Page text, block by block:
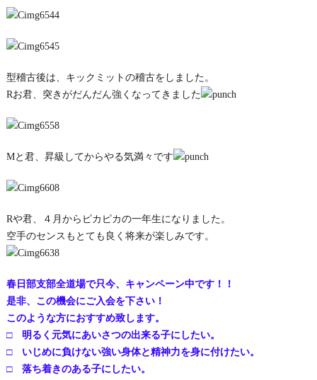
型稽古後は、キックミットの稽古をしました。
Rお君、突きがだんだん強くなってきました
Mと君、昇級してからやる気満々です
Rや君、４月からピカピカの一年生になりました。
空手のセンスもとても良く将来が楽しみです。
春日部支部全道場で只今、キャンペーン中です！！
是非、この機会にご入会を下さい！
このような方におすすめ致します。
□ 明るく元気にあいさつの出来る子にしたい。
□ いじめに負けない強い身体と精神力を身に付けたい。
□ 落ち着きのある子にしたい。